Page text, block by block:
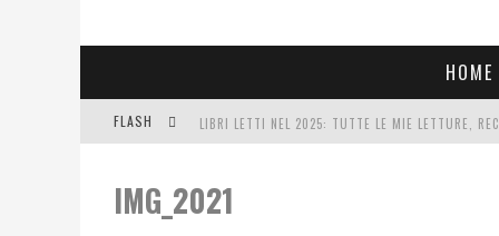
HOME
FLASH LIBRI LETTI NEL 2025: TUTTE LE MIE LETTURE,
SEE YOU AT 5 | CHANEL
IMG_2021